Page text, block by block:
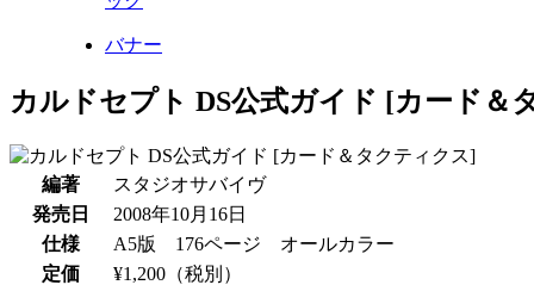
バナー
カルドセプト DS公式ガイド [カード＆
編著
スタジオサバイヴ
発売日
2008年10月16日
仕様
A5版 176ページ オールカラー
定価
¥1,200（税別）